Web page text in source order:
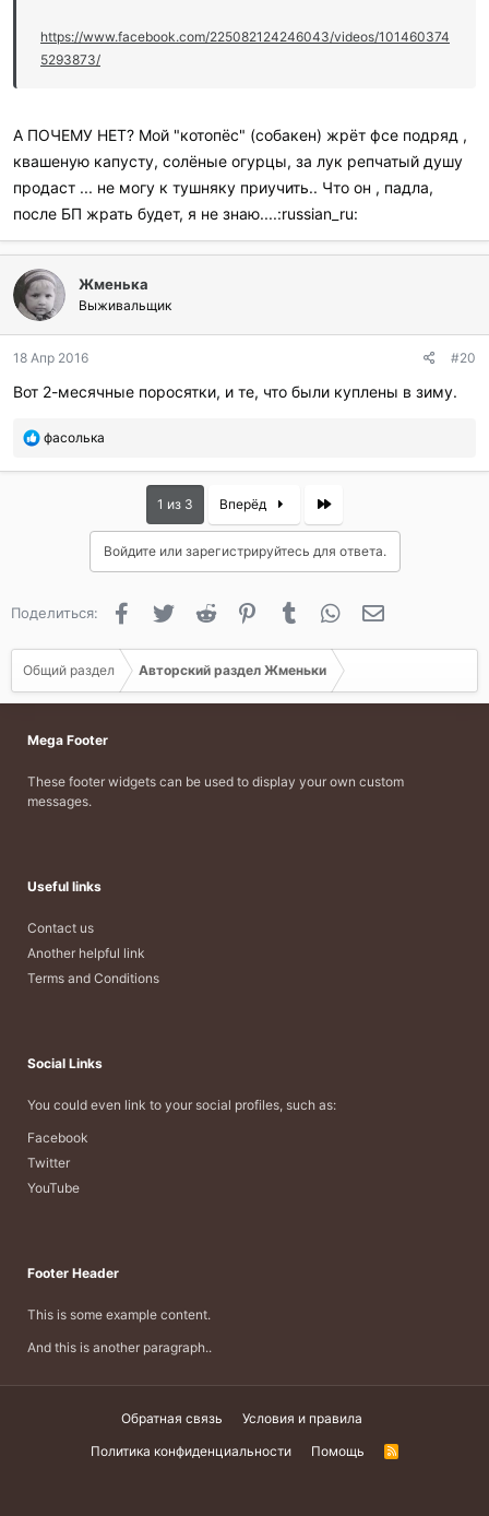
https://www.facebook.com/225082124246043/videos/101460374
5293873/
А ПОЧЕМУ НЕТ? Мой "котопёс" (собакен) жрёт фсе подряд ,
квашеную капусту, солёные огурцы, за лук репчатый душу
продаст ... не могу к тушняку приучить.. Что он , падла,
после БП жрать будет, я не знаю....:russian_ru:
Жменька
Выживальщик
18 Апр 2016 #20
Вот 2-месячные поросятки, и те, что были куплены в зиму.
П
б
р
л
и
:
фасолька
1 из 3 Вперёд Last
Войдите или зарегистрируйтесь для ответа.
Поделиться: FacebookTwitter Reddit PinterestTumblr WhatsApp
Общий раздел Авторский раздел Жменьки
Mega Footer
These footer widgets can be used to display your own custom
messages.
Useful links
Contact us
Another helpful link
Terms and Conditions
Social Links
You could even link to your social profiles, such as:
Facebook
Twitter
YouTube
Footer Header
This is some example content.
And this is another paragraph..
Обратная связь
Условия и правила
Политика конфиденциальности
Помощь
R